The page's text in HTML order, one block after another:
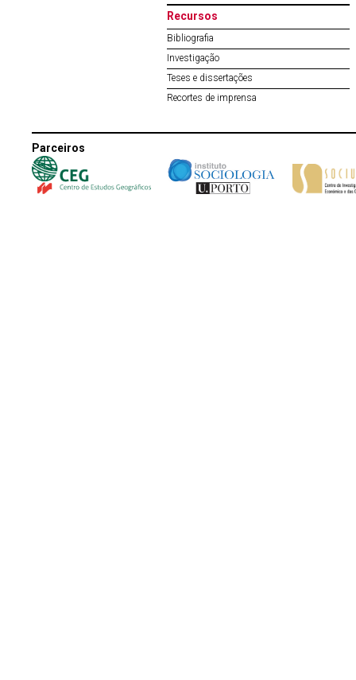
Recursos
Bibliografia
Investigação
Teses e dissertações
Recortes de imprensa
Parceiros